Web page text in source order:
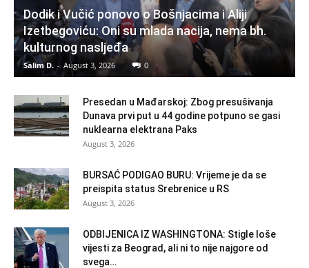
Dodik i Vučić ponovo o Bošnjacima i Aliji
Izetbegoviću: Oni su mlada nacija, nema bh.
kulturnog nasljeđa
Salim D. - August 3, 2026 0
Presedan u Mađarskoj: Zbog presušivanja
Dunava prvi put u 44 godine potpuno se gasi
nuklearna elektrana Paks
August 3, 2026
BURSAĆ PODIGAO BURU: Vrijeme je da se
preispita status Srebrenice u RS
August 3, 2026
ODBIJENICA IZ WASHINGTONA: Stigle loše
vijesti za Beograd, ali ni to nije najgore od
svega…